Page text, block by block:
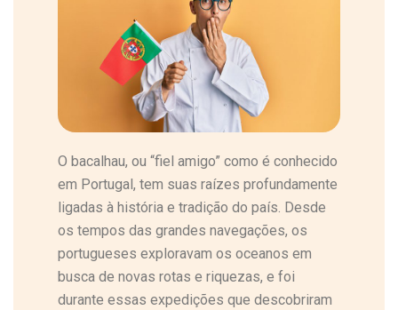
O bacalhau, ou “fiel amigo” como é conhecido
em Portugal, tem suas raízes profundamente
ligadas à história e tradição do país. Desde
os tempos das grandes navegações, os
portugueses exploravam os oceanos em
busca de novas rotas e riquezas, e foi
durante essas expedições que descobriram